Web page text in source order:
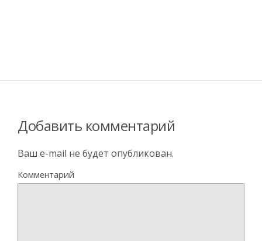
Добавить комментарий
Ваш e-mail не будет опубликован.
Комментарий